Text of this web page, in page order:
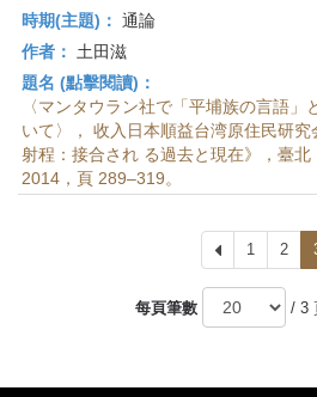
時期(主題)： 通論
作者：
土田滋
題名 (點擊閱讀)：
〈マンタウラン社で「平埔族の言語
いて〉， 收入日本順益台湾原住民研
射程：接合され る過去と現在》，臺北
2014，頁 289–319。
上
一
頁
1 2
每頁筆數 / 3